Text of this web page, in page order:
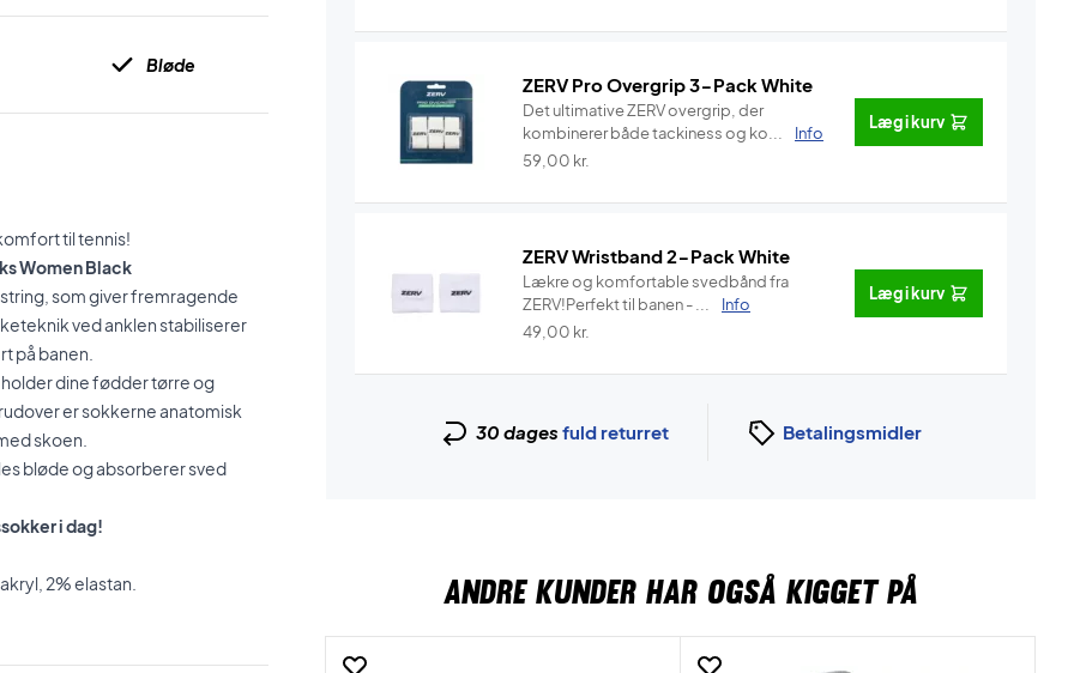
Bløde
til tennis!
Women Black
som giver fremragende
ved anklen stabiliserer
på banen.
dine fødder tørre og
er sokkerne anatomisk
skoen.
bløde og absorberer sved
i dag!
2% elastan.
ZERV Pro Overgrip 3-Pack White
Det ultimative ZERV overgrip, der
kombinerer både tackiness og ko...
Info
59,00 kr.
Læg i kurv
ZERV Wristband 2-Pack White
Lækre og komfortable svedbånd fra
ZERV!Perfekt til banen - ...
Info
49,00 kr.
Læg i kurv
30 dages fuld returret Betalingsmidler
ANDRE KUNDER HAR OGSÅ KIGGET PÅ